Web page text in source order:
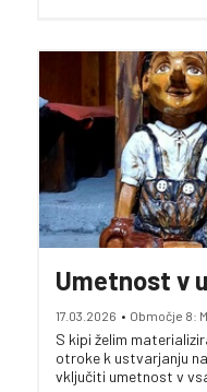
Umetnost v
17.03.2026 • Območje 8:
S kipi želim
otroke k ustvarjanju
vključiti umetnost v